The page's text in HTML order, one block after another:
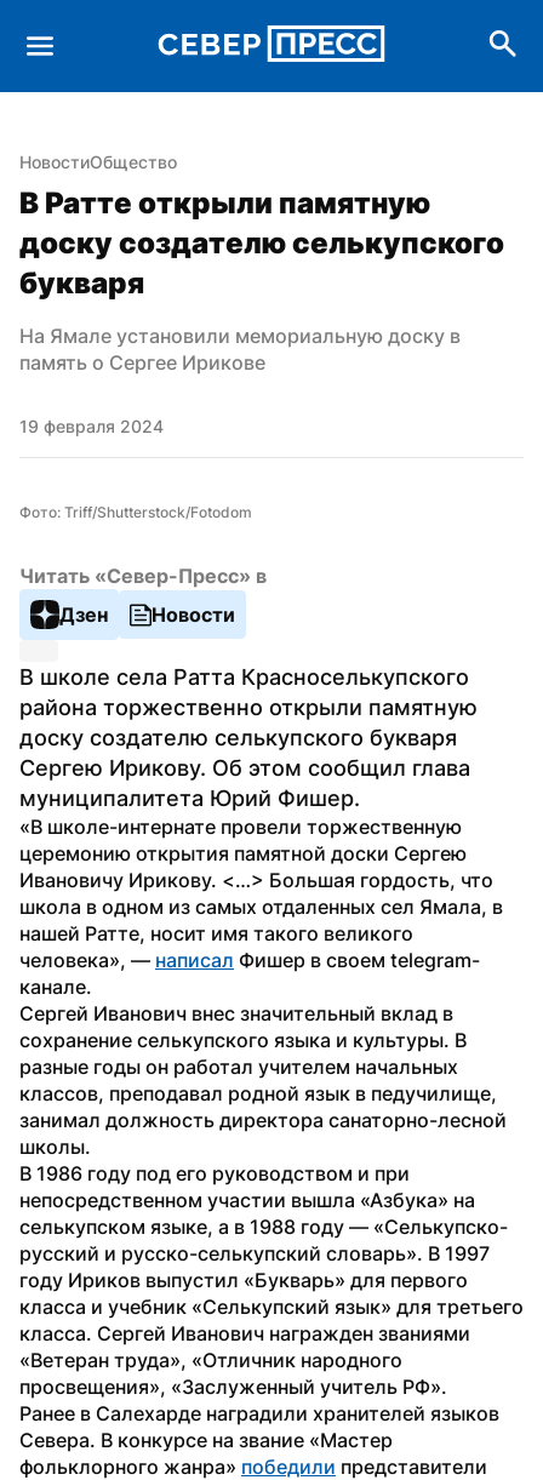
НовостиОбщество
В Ратте открыли памятную
доску создателю селькупского
букваря
На Ямале установили мемориальную доску в
память о Сергее Ирикове
19 февраля 2024
Фото: Triff/Shutterstock/Fotodom
Читать «Север-Пресс» в
Дзен
Новости
В школе села Ратта Красноселькупского
района торжественно открыли памятную
доску создателю селькупского букваря
Сергею Ирикову. Об этом сообщил глава
муниципалитета Юрий Фишер.
«В школе-интернате провели торжественную
церемонию открытия памятной доски Сергею
Ивановичу Ирикову. <…> Большая гордость, что
школа в одном из самых отдаленных сел Ямала, в
нашей Ратте, носит имя такого великого
человека», — написал Фишер в своем telegram-
канале.
Сергей Иванович внес значительный вклад в
сохранение селькупского языка и культуры. В
разные годы он работал учителем начальных
классов, преподавал родной язык в педучилище,
занимал должность директора санаторно-лесной
школы.
В 1986 году под его руководством и при
непосредственном участии вышла «Азбука» на
селькупском языке, а в 1988 году — «Селькупско-
русский и русско-селькупский словарь». В 1997
году Ириков выпустил «Букварь» для первого
класса и учебник «Селькупский язык» для третьего
класса. Сергей Иванович награжден званиями
«Ветеран труда», «Отличник народного
просвещения», «Заслуженный учитель РФ».
Ранее в Салехарде наградили хранителей языков
Севера. В конкурсе на звание «Мастер
фольклорного жанра» победили представители